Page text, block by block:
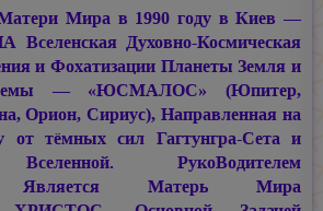
Мира в 1990 году в Киев —
Духовно-Космическая
и Фохатизации Планеты Земля и
— «ЮСМАЛОС» (Юпитер,
Орион, Сириус), Направленная на
от тёмных сил Гагтунгра-Сета и
РукоВодителем
Матерь Мира